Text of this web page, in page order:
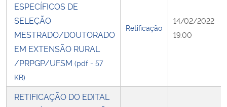
ESPECÍFICOS DE
SELEÇÃO
MESTRADO/DOUTORADO
EM EXTENSÃO RURAL
/PRPGP/UFSM (pdf - 57
KB)
Retificação
14/02/2022
19:00
RETIFICAÇÃO DO EDITAL